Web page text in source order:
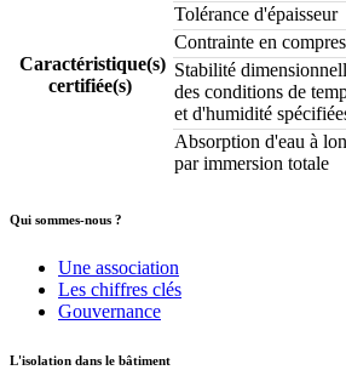
Caractéristique(s)
certifiée(s)
Tolérance d'épaisseur
Contrainte en
Stabilité
des conditions de
et d'humidité
Absorption d'eau à
par immersion totale
Qui sommes-nous ?
Une association
Les chiffres clés
Gouvernance
L'isolation dans le bâtiment